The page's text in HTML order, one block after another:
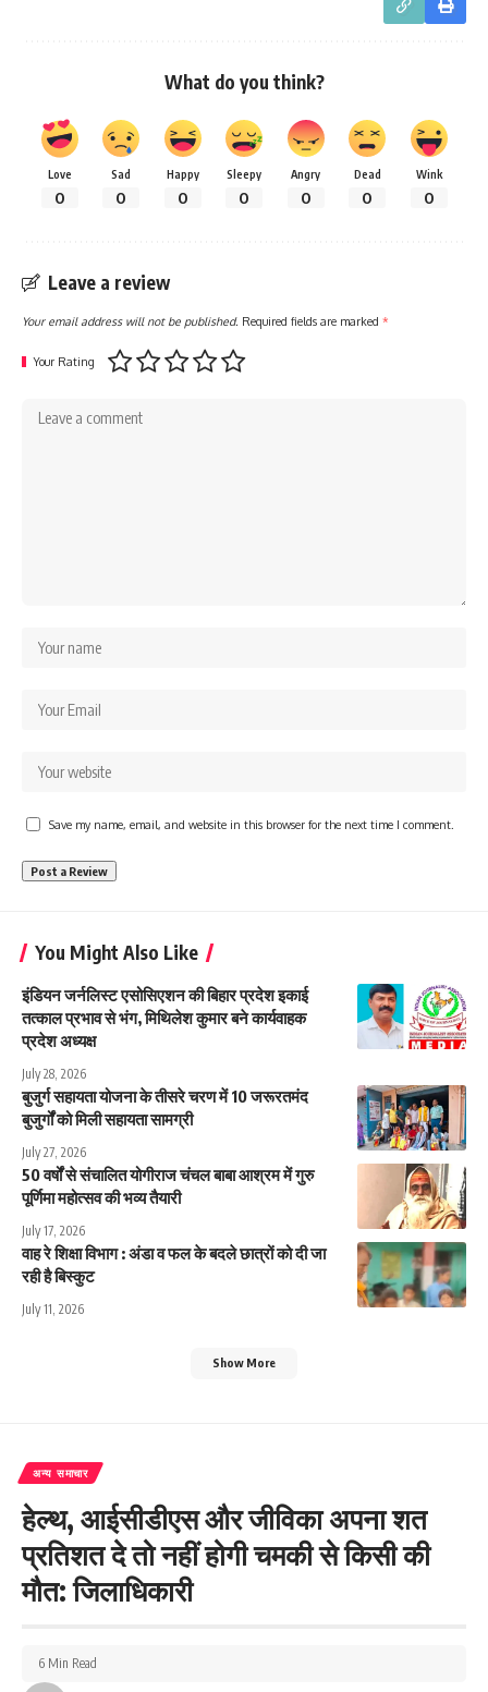
What do you think?
Love
0
Sad
0
Happy
0
Sleepy
0
Angry
0
Dead
0
Wink
0
Leave a review
Your email address will not be published. Required fields are marked *
Your Rating
Save my name, email, and website in this browser for the next time I comment.
You Might Also Like
इंडियन जर्नलिस्ट एसोसिएशन की बिहार प्रदेश इकाई
तत्काल प्रभाव से भंग, मिथिलेश कुमार बने कार्यवाहक
प्रदेश अध्यक्ष
July 28, 2026
बुजुर्ग सहायता योजना के तीसरे चरण में 10 जरूरतमंद
बुजुर्गों को मिली सहायता सामग्री
July 27, 2026
50 वर्षों से संचालित योगीराज चंचल बाबा आश्रम में गुरु
पूर्णिमा महोत्सव की भव्य तैयारी
July 17, 2026
वाह रे शिक्षा विभाग : अंडा व फल के बदले छात्रों को दी जा
रही है बिस्कुट
July 11, 2026
Show More
अन्य समाचार
हेल्थ, आईसीडीएस और जीविका अपना शत
प्रतिशत दे तो नहीं होगी चमकी से किसी की
मौत: जिलाधिकारी
6 Min Read